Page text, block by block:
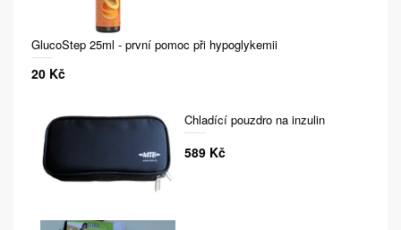
GlucoStep 25ml - první pomoc při hypoglykemii
20 Kč
Chladící pouzdro na inzulin
589 Kč